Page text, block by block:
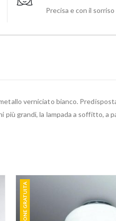
Precisa e con il sorriso
verniciato bianco.
più grandi, la lampada a soffitto, a